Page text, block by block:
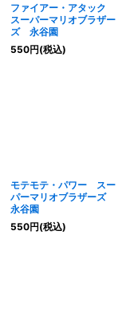
ファイアー・アタック
スーパーマリオブラザー
ズ 永谷園
550円(税込)
モテモテ・パワー スー
パーマリオブラザーズ
永谷園
550円(税込)